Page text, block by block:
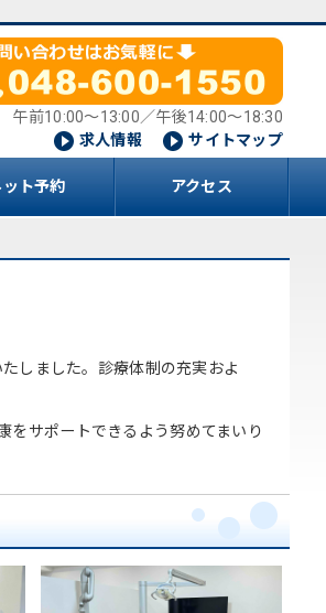
午前10:00～13:00／午後14:00～18:30
求人情報
サイトマップ
ット予約 アクセス
しました。診療体制の充実およ
をサポートできるよう努めてまいり